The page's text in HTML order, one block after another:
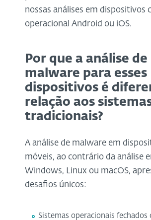
nossas análises em dispositivos
operacional Android ou iOS.
Por que a análise de
malware para esses
dispositivos é
relação aos
tradicionais?
A análise de malware em
móveis, ao contrário da análise
Windows, Linux ou macOS,
desafios únicos:
Sistemas operacionais fechados